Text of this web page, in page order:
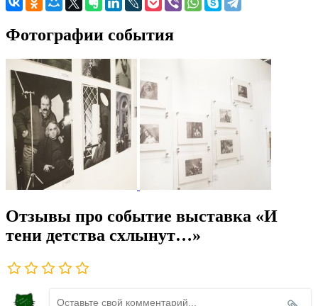
Фотографии события
Отзывы про событие выставка «И
тени детства схлынут…»